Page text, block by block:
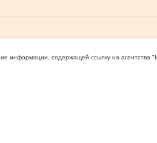
информации, содержащей ссылку на агентства